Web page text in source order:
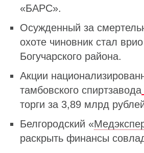
«БАРС».
Осужденный за
охоте чиновник стал
Богучарского района.
Акции
тамбовского спиртзавода
торги за 3,89 млрд
Белгородский «
раскрыть финансы